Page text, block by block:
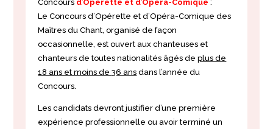
Concours d’Opérette et d’Opéra-Comique :
Le Concours d’Opérette et d’Opéra-Comiquedes
Maîtres du Chant, organisé de façon
occasionnelle, est ouvert aux chanteuses et
chanteurs de toutes nationalités âgés deplus de
18 ans et moins de 36 ans dans l’année du
Concours.
Les candidats devront justifier d’une première
expérience professionnelle ou avoir terminé un